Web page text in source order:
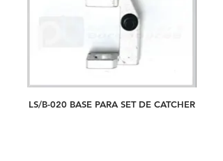
LS/B-020 BASE PARA SET DE CATCHER